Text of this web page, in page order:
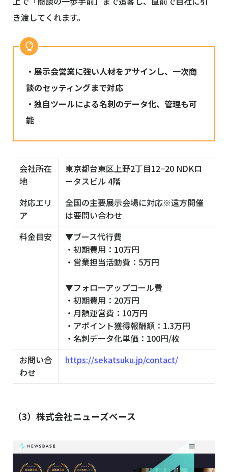
き渡してくれます。
・展示会営業に強い人材をアサインし、一次商
談のセッティングまで対応
・独自ツールによる名刺のデータ化、管理も可
能
会社所在
地
東京都台東区上野2丁目12−20 NDKロ
ータスビル 4階
対応エリ
ア
全国の主要展示会場に対応※遠方開催
は要問い合わせ
料金目安
▼ブース代行費
・初期費用：10万円
・営業担当活動費：5万円
▼フォローアップコール費
・初期費用：20万円
・月額運営費：10万円
・アポイント獲得報酬額：1.3万円
・名刺データ化単価：100円/枚
お問い合
わせ
https://sekatsuku.jp/contact/
（3）株式会社ニューズベース